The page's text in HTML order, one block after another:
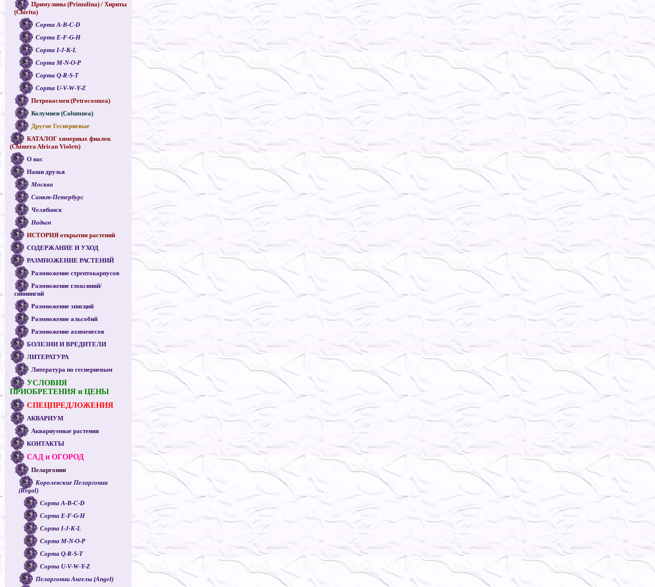
Примулины (Primulina) / Хириты
(Chirita)
Сорта A-B-C-D
Сорта E-F-G-H
Сорта I-J-K-L
Сорта M-N-O-P
Сорта Q-R-S-T
Сорта U-V-W-Y-Z
Петрокосмеи (Petrocosmea)
Колумнеи (Columnea)
Другие Геснериевые
КАТАЛОГ химерных фиалок
(Chimera African Violets)
О нас
Наши друзья
Москва
Санкт-Петербург
Челябинск
Надым
ИСТОРИЯ открытия растений
СОДЕРЖАНИЕ И УХОД
РАЗМНОЖЕНИЕ РАСТЕНИЙ
Размножение стрептокарпусов
Размножение глоксиний/
синнингий
Размножение эписций
Размножение альсобий
Размножение ахименесов
БОЛЕЗНИ И ВРЕДИТЕЛИ
ЛИТЕРАТУРА
Литература по геснериевым
УСЛОВИЯ
ПРИОБРЕТЕНИЯ и ЦЕНЫ
СПЕЦПРЕДЛОЖЕНИЯ
АКВАРИУМ
Аквариумные растения
КОНТАКТЫ
САД и ОГОРОД
Пеларгонии
Королевские Пеларгонии
(Regal)
Сорта A-B-C-D
Сорта E-F-G-H
Сорта I-J-K-L
Сорта M-N-O-P
Сорта Q-R-S-T
Сорта U-V-W-Y-Z
Пеларгонии Ангелы (Angel)